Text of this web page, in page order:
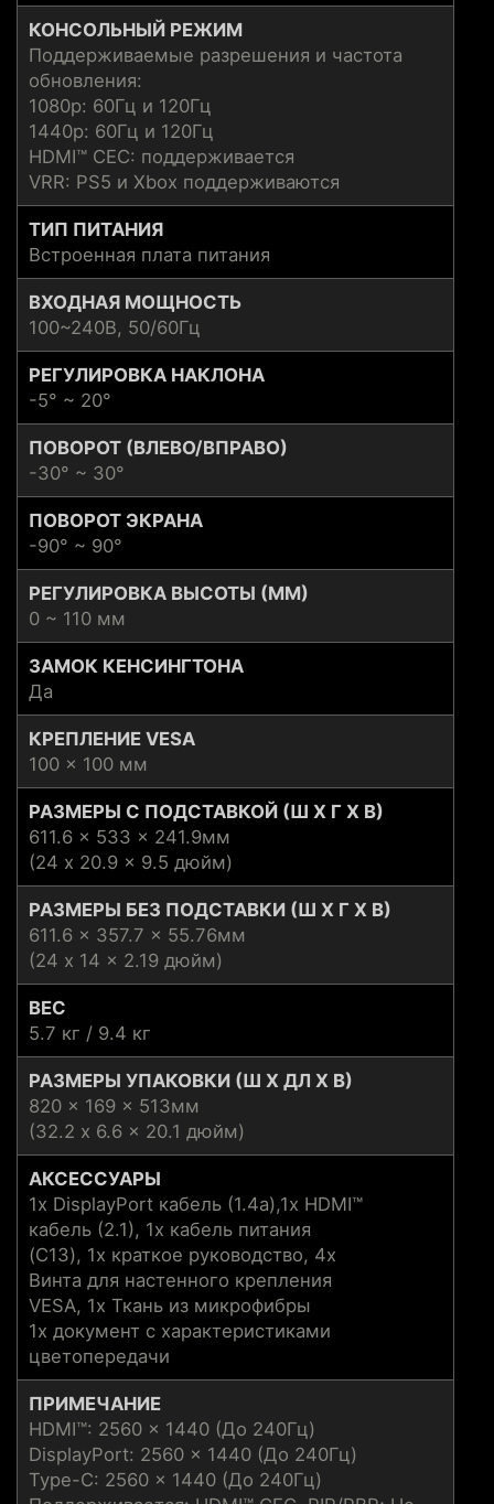
КОНСОЛЬНЫЙ РЕЖИМ
Поддерживаемые разрешения и частота
обновления:
1080p: 60Гц и 120Гц
1440p: 60Гц и 120Гц
HDMI™ CEC: поддерживается
VRR: PS5 и Xbox поддерживаются
ТИП ПИТАНИЯ
Встроенная плата питания
ВХОДНАЯ МОЩНОСТЬ
100~240В, 50/60Гц
РЕГУЛИРОВКА НАКЛОНА
-5° ~ 20°
ПОВОРОТ (ВЛЕВО/ВПРАВО)
-30° ~ 30°
ПОВОРОТ ЭКРАНА
-90° ~ 90°
РЕГУЛИРОВКА ВЫСОТЫ (ММ)
0 ~ 110 мм
ЗАМОК КЕНСИНГТОНА
Да
КРЕПЛЕНИЕ VESA
100 x 100 мм
РАЗМЕРЫ С ПОДСТАВКОЙ (Ш X Г X В)
611.6 x 533 x 241.9мм
(24 x 20.9 x 9.5 дюйм)
РАЗМЕРЫ БЕЗ ПОДСТАВКИ (Ш X Г X В)
611.6 x 357.7 x 55.76мм
(24 x 14 x 2.19 дюйм)
ВЕС
5.7 кг / 9.4 кг
РАЗМЕРЫ УПАКОВКИ (Ш X ДЛ X В)
820 x 169 x 513мм
(32.2 x 6.6 x 20.1 дюйм)
АКСЕССУАРЫ
1x DisplayPort кабель (1.4a),1x HDMI™
кабель (2.1), 1x кабель питания
(C13), 1x краткое руководство, 4x
Винта для настенного крепления
VESA, 1x Ткань из микрофибры
1x документ с характеристиками
цветопередачи
ПРИМЕЧАНИЕ
HDMI™: 2560 x 1440 (До 240Гц)
DisplayPort: 2560 x 1440 (До 240Гц)
Type-C: 2560 x 1440 (До 240Гц)